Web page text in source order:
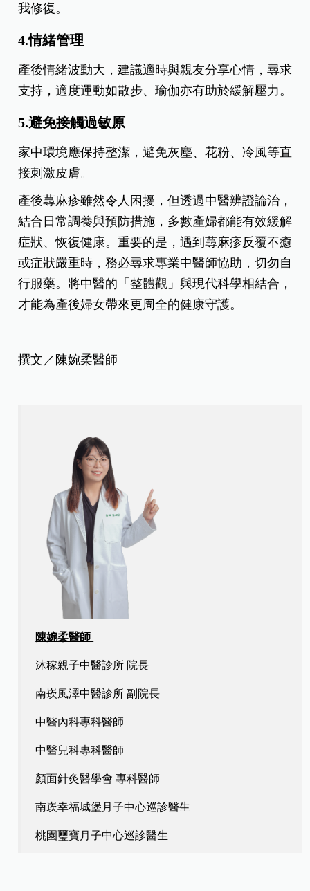
我修復。
4.情緒管理
產後情緒波動大，建議適時與親友分享心情，尋求
支持，適度運動如散步、瑜伽亦有助於緩解壓力。
5.避免接觸過敏原
家中環境應保持整潔，避免灰塵、花粉、冷風等直
接刺激皮膚。
產後蕁麻疹雖然令人困擾，但透過中醫辨證論治，
結合日常調養與預防措施，多數產婦都能有效緩解
症狀、恢復健康。重要的是，遇到蕁麻疹反覆不癒
或症狀嚴重時，務必尋求專業中醫師協助，切勿自
行服藥。將中醫的「整體觀」與現代科學相結合，
才能為產後婦女帶來更周全的健康守護。
撰文／陳婉柔醫師
陳婉柔醫師
沐稼親子中醫診所 院長
南崁風澤中醫診所 副院長
中醫內科專科醫師
中醫兒科專科醫師
顏面針灸醫學會 專科醫師
南崁幸福城堡月子中心巡診醫生
桃園璽寶月子中心巡診醫生